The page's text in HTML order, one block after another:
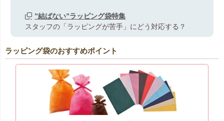
”結ばない”ラッピング袋特集
スタッフの「ラッピングが苦手」にどう対応する？
ラッピング袋のおすすめポイント